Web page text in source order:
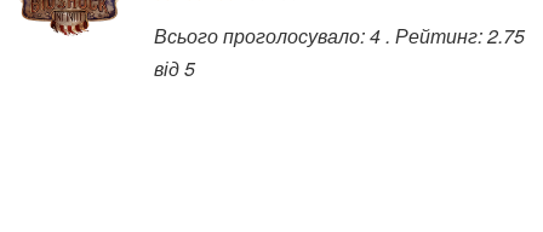
Всього проголосувало:4. Рейтинг:2.75
від5